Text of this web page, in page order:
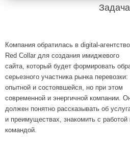
Задача
Компания обратилась в digital-агентство
Red Collar для создания имиджевого
сайта, который будет формировать
серьезного участника рынка перевозки:
опытной и состоявшейся, но при этом
современной и энергичной компании.
должен понятно рассказывать об
и преимуществах, знакомить с работой
командой.